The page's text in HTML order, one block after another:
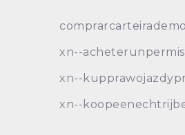
xn--
xn--
xn--